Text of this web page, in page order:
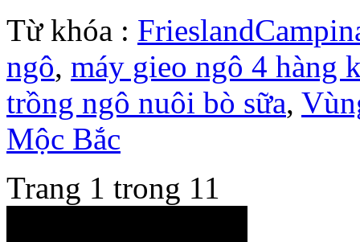
Từ khóa :
ngô, máy gieo ngô 4 hàng
trồng ngô nuôi bò sữa,
Mộc Bắc
Trang 1 trong 11